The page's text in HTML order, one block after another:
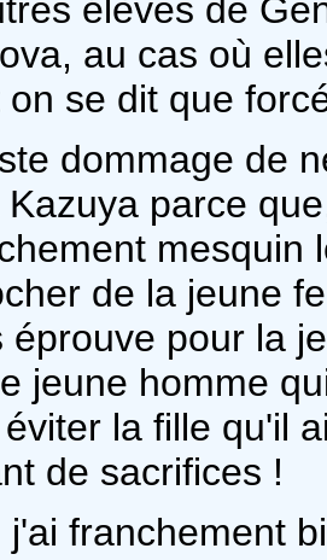
élèves de
au cas où
se dit que
dommage de
parce
mesquin
de la jeune
éprouve pour la
jeune homme
la fille qu'il
de sacrifices !
j'ai franchement